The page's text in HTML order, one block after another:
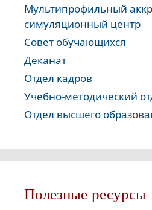
Мультипрофильный
симуляционный центр
Совет обучающихся
Деканат
Отдел кадров
Учебно-методический
Отдел высшего
Полезные ресурсы